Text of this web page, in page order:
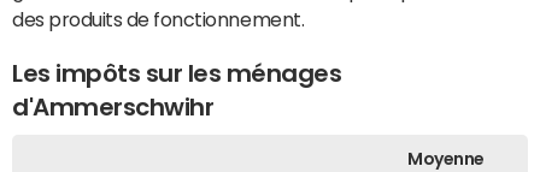
des produits de fonctionnement.
Les impôts sur les ménages
d'Ammerschwihr
Moyenne